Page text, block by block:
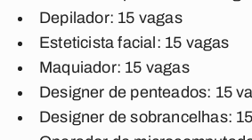
Depilador: 15 vagas
Esteticista facial: 15 vagas
Maquiador: 15 vagas
Designer de penteados: 15
Designer de sobrancelhas: